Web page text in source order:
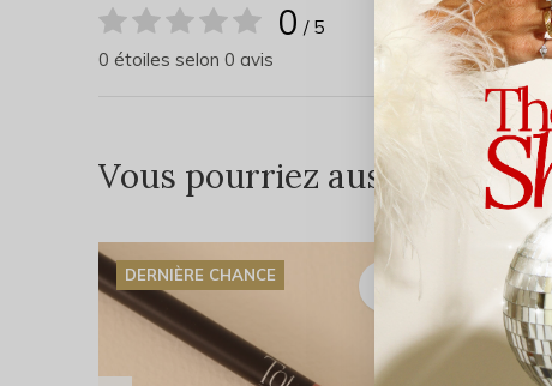
0 / 5
0 étoiles selon 0 avis
Vous pourriez aussi aimer...
DERNIÈRE CHANCE